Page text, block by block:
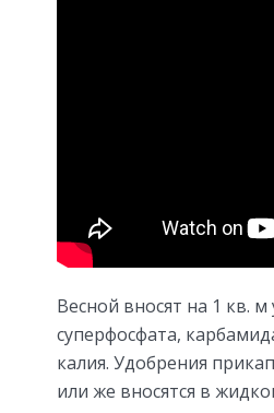
Весной вносят на 1 кв. м
суперфосфата,
калия. Удобрения
или же вносятся в